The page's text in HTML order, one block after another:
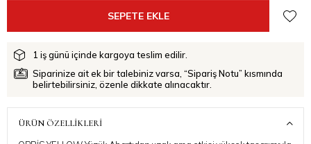
1 iş günü içinde kargoya teslim edilir.
Siparinize ait ek bir talebiniz varsa, “Sipariş Notu” kısmında
belirtebilirsiniz, özenle dikkate alınacaktır.
ÜRÜN ÖZELLIKLERI